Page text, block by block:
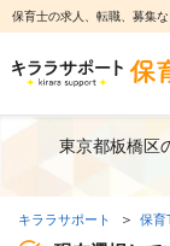
保育士の求人、転職、募集
東京都板橋区
キララサポート 保育